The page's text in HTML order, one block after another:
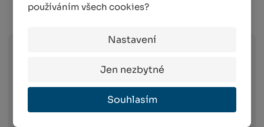
používáním všech cookies?
Nastavení
Jen nezbytné
Souhlasím
Info o přepravě:
pracovní den po dni , ve kterém objednávku
obdržíme. Doručování pak probíhá
následující pracovní den po dni expedici.
Toto platí pro dopravce: